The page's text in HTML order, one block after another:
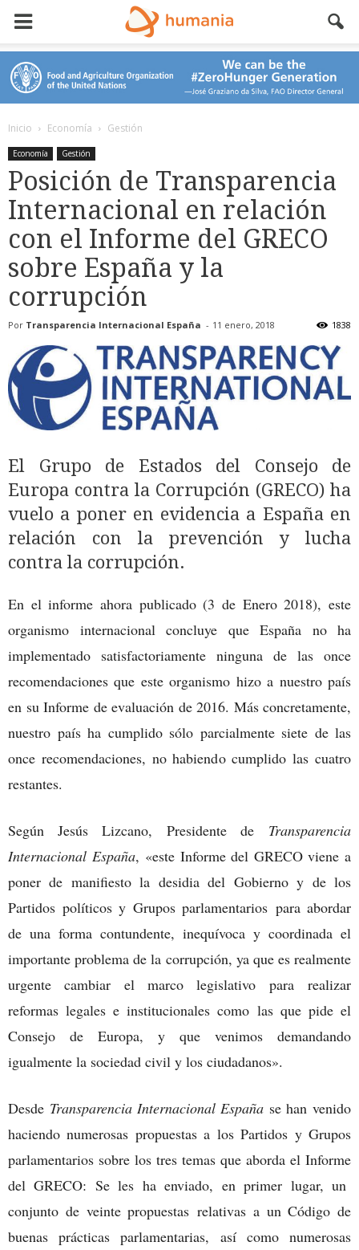
Inicio Economía Gestión
Economía Gestión
Posición de Transparencia
Internacional en relación
con el Informe del GRECO
sobre España y la
corrupción
Por Transparencia Internacional España - 11 enero, 2018 1838
El Grupo de Estados del Consejo de
Europa contra la Corrupción (GRECO) ha
vuelo a poner en evidencia a España en
relación con la prevención y lucha
contra la corrupción.
En el informe ahora publicado (3 de Enero 2018), este
organismo internacional concluye que España no ha
implementado satisfactoriamente ninguna de las once
recomendaciones que este organismo hizo a nuestro país
en su Informe de evaluación de 2016. Más concretamente,
nuestro país ha cumplido sólo parcialmente siete de las
once recomendaciones, no habiendo cumplido las cuatro
restantes.
Según Jesús Lizcano, Presidente de Transparencia
Internacional España, «este Informe del GRECO viene a
poner de manifiesto la desidia del Gobierno y de los
Partidos políticos y Grupos parlamentarios para abordar
de una forma contundente, inequívoca y coordinada el
importante problema de la corrupción, ya que es realmente
urgente cambiar el marco legislativo para realizar
reformas legales e institucionales como las que pide el
Consejo de Europa, y que venimos demandando
igualmente la sociedad civil y los ciudadanos».
Desde Transparencia Internacional España se han venido
haciendo numerosas propuestas a los Partidos y Grupos
parlamentarios sobre los tres temas que aborda el Informe
del GRECO: Se les ha enviado, en primer lugar, un
conjunto de veinte propuestas relativas a un Código de
buenas prácticas parlamentarias, así como numerosas